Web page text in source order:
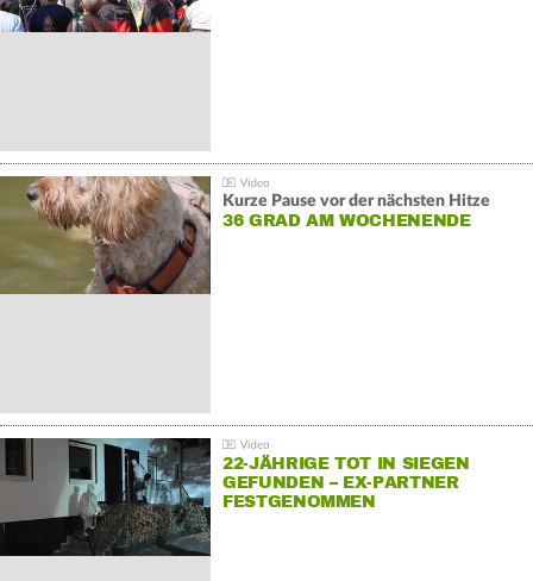
Kurze Pause vor der nächsten Hitze
36 GRAD AM WOCHENENDE
22-JÄHRIGE TOT IN SIEGEN
GEFUNDEN – EX-PARTNER
FESTGENOMMEN